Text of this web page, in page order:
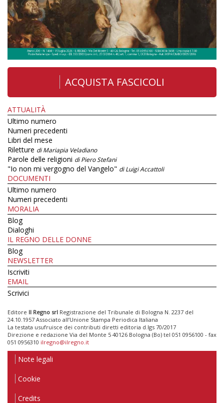
ACQUISTA FASCICOLI
ATTUALITÀ
Ultimo numero
Numeri precedenti
Libri del mese
Riletture di Mariapia Veladiano
Parole delle religioni di Piero Stefani
"Io non mi vergogno del Vangelo" di Luigi Accattoli
DOCUMENTI
Ultimo numero
Numeri precedenti
MORALIA
Blog
Dialoghi
IL REGNO DELLE DONNE
Blog
NEWSLETTER
Iscriviti
EMAIL
Scrivici
Editore Il Regno srl Registrazione del Tribunale di Bologna N. 2237 del
24.10.1957 Associato all’Unione Stampa Periodica Italiana
La testata usufruisce dei contributi diretti editoria d.lgs 70/2017
Direzione e redazione Via del Monte 5 40126 Bologna (Bo) tel 051 0956100 - fax
051 0956310 ilregno@ilregno.it
Note legali
Cookie
Credits